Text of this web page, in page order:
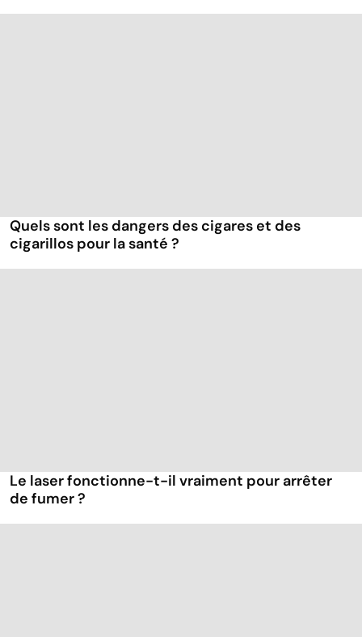
Quels sont les dangers des cigares et des
cigarillos pour la santé ?
Le laser fonctionne-t-il vraiment pour arrêter
de fumer ?